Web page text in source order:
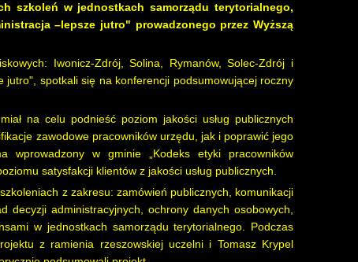
szkoleń w jednostkach samorządu terytorialnego,
–lepsze jutro" prowadzonego przez Wyższą
Iwonicz-Zdrój, Solina, Rymanów, Solec-Zdrój i
spotkali się na konferencji podsumowującej roczny
na celu podnieść poziom jakości usług publicznych
zawodowe pracowników urzędu, jak i poprawić jego
wprowadzony w gminie „Kodeks etyki pracowników
satysfakcji klientów z jakości usług publicznych.
z zakresu: zamówień publicznych, komunikacji
decyzji administracyjnych, ochrony danych osobowych,
w jednostkach samorządu terytorialnego. Podczas
z ramienia rzeszowskiej uczelni i Tomasz Krypel